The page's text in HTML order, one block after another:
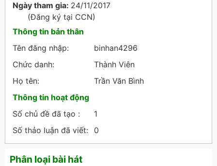
Ngày tham gia: 24/11/2017
(Đăng ký tại CCN)
Thông tin bản thân
Tên đăng nhập:
binhan4296
Chức danh:
Thành Viên
Họ tên:
Trần Văn Bình
Thông tin hoạt động
Số chủ đề đã tạo :
1
Số thảo luận đã viết:
0
Phân loại bài hát